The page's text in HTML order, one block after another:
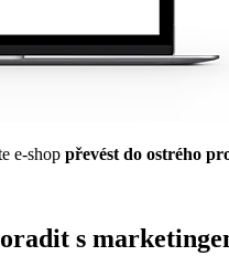
e-shop převést do ostrého
s